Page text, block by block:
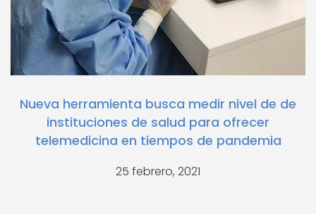
Nueva herramienta busca medir nivel de de
instituciones de salud para ofrecer
telemedicina en tiempos de pandemia
25 febrero, 2021